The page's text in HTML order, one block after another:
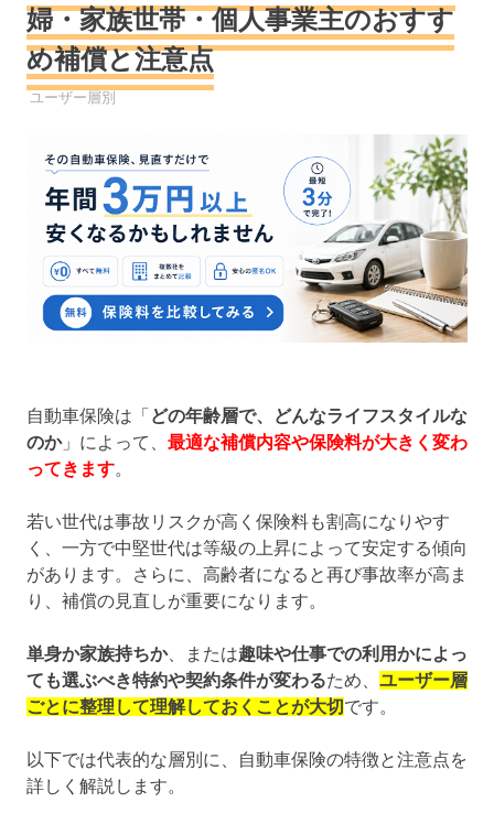
婦・家族世帯・個人事業主のおすす
め補償と注意点
自動車保険
ユーザー層別
自動車保険は「 どの年齢層で、どんなライフスタイルな
のか」によって、 最適な補償内容や保険料が大きく変わ
ってきます。
若い世代は事故リスクが高く保険料も割高になりやす
く、一方で中堅世代は等級の上昇によって安定する傾向
があります。さらに、高齢者になると再び事故率が高ま
り、補償の見直しが重要になります。
単身か家族持ちか、または趣味や仕事での利用かによっ
ても選ぶべき特約や契約条件が変わるため、 ユーザー層
ごとに整理して理解しておくことが大切 です。
以下では代表的な層別に、自動車保険の特徴と注意点を
詳しく解説します。